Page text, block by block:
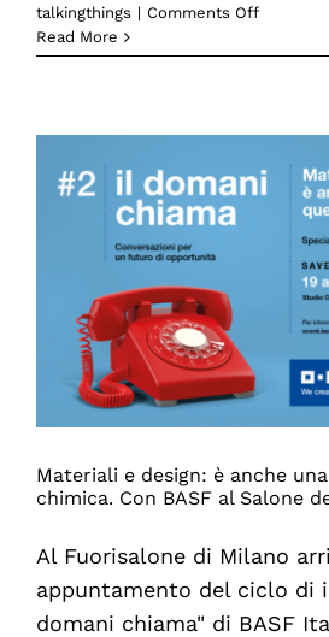
talkingthings | Comments Offon
progetto
per
percorsi
avanzati
Read More
Materiali e design: è anche
chimica. Con BASF al Salone
Al Fuorisalone di Milano
appuntamento del ciclo di
domani chiama" di BASF